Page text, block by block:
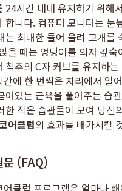
24시간 내내 유지하기 위해
합니다. 컴퓨터 모니터는 눈
는 최대한 들어 올려 고개를
을 때는 엉덩이를 의자 깊숙
척추의 C자 커브를 유지하
간에 한 번씩은 자리에서 일
어있는 근육을 풀어주는 습
한 작은 습관들이 모여 당신
어클럽의 효과를 배가시킬
문 (FAQ)
클럽 프로그램은 얼마나